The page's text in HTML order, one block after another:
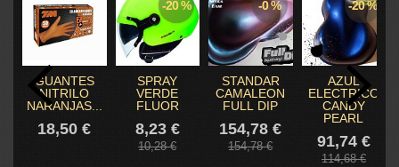
GUANTES
NITRILO
NARANJAS...
18,50 €
-20 %
SPRAY
VERDE
FLUOR
8,23 €
10,28 €
-0 %
STANDAR
CAMALEON
FULL DIP
154,78 €
154,78 €
-20 %
AZUL
ELECTRICO
CANDY
PEARL
91,74 €
114,68 €